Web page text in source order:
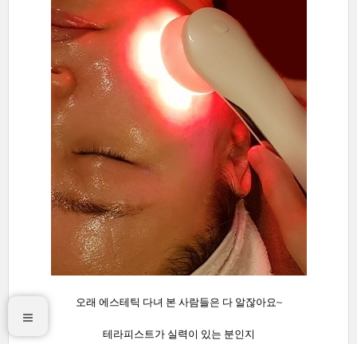
오래 에스테틱 다녀 본 사람들은 다 알잖아요~
테라피스트가 실력이 있는 분인지